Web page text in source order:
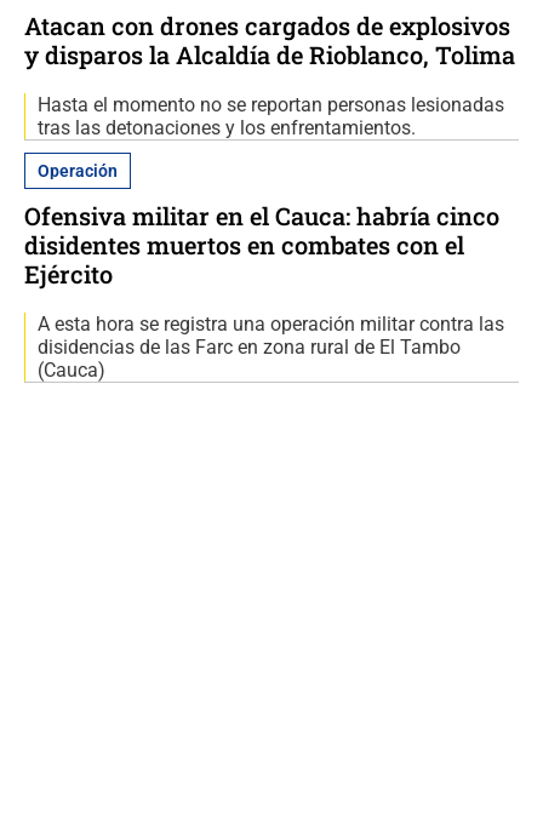
Atacan con drones cargados de explosivos
y disparos la Alcaldía de Rioblanco, Tolima
Hasta el momento no se reportan personas lesionadas
tras las detonaciones y los enfrentamientos.
Operación
Ofensiva militar en el Cauca: habría cinco
disidentes muertos en combates con el
Ejército
A esta hora se registra una operación militar contra las
disidencias de las Farc en zona rural de El Tambo
(Cauca)